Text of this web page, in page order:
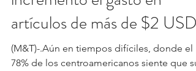
artículos de más de $2 USD
(M&T)-.Aún en tiempos difíciles, donde el
78% de los centroamericanos siente que su